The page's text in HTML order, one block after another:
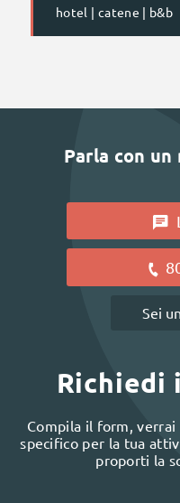
hotel | catene | b&b
Parla con
Sei
Richiedi
Compila il form,
specifico per la tua
proporti la